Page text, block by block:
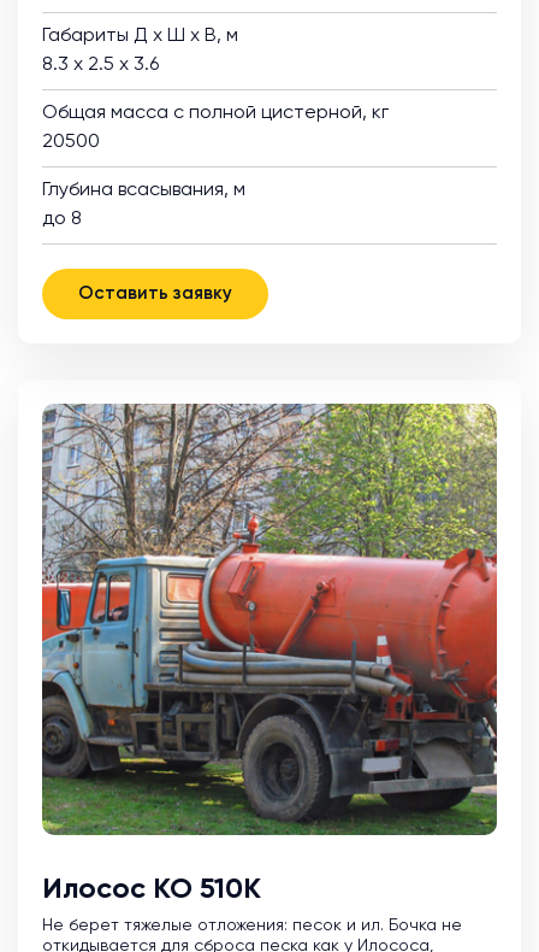
Габариты Д х Ш х В, м
8.3 х 2.5 х 3.6
Общая масса с полной цистерной, кг
20500
Глубина всасывания, м
до 8
Оставить заявку
Илосос КО 510К
Не берет тяжелые отложения: песок и ил. Бочка не
откидывается для сброса песка как у Илососа,